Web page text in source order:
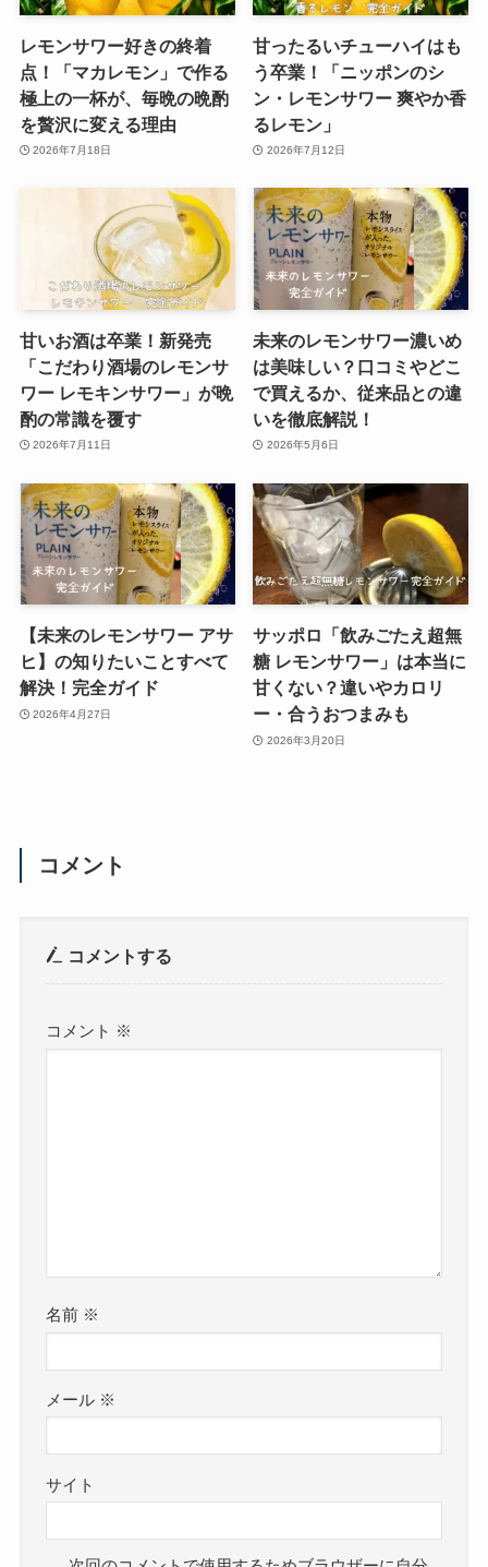
レモンサワー好きの終着
点！「マカレモン」で作る
極上の一杯が、毎晩の晩酌
を贅沢に変える理由
2026年7月18日
甘ったるいチューハイはも
う卒業！「ニッポンのシ
ン・レモンサワー 爽やか香
るレモン」
2026年7月12日
甘いお酒は卒業！新発売
「こだわり酒場のレモンサ
ワー レモキンサワー」が晩
酌の常識を覆す
2026年7月11日
未来のレモンサワー濃いめ
は美味しい？口コミやどこ
で買えるか、従来品との違
いを徹底解説！
2026年5月6日
【未来のレモンサワー アサ
ヒ】の知りたいことすべて
解決！完全ガイド
2026年4月27日
サッポロ「飲みごたえ超無
糖 レモンサワー」は本当に
甘くない？違いやカロリ
ー・合うおつまみも
2026年3月20日
コメント
コメントする
コメント ※
名前 ※
メール ※
サイト